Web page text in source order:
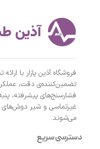
فروشگاه آذین پازار با
تضمین‌کننده‌ی دقت،
فشارسنج‌های پیشرفته،
غیرتماسی و شیر دوش‌های
می‌شوند.
دسترسی سریع